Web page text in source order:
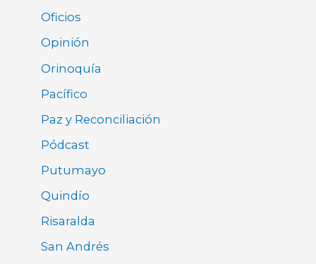
Oficios
Opinión
Orinoquía
Pacífico
Paz y Reconciliación
Pódcast
Putumayo
Quindío
Risaralda
San Andrés